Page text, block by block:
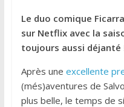
Le duo comique
sur Netflix avec la
toujours aussi déjanté
Après une excellente
(més)aventures de
plus belle, le temps de